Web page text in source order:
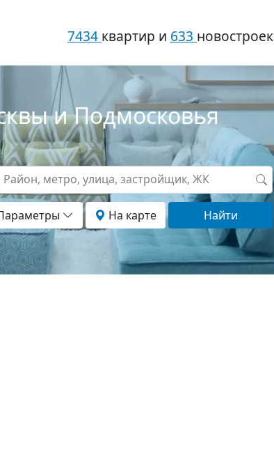
7434 квартир и 633 новостроек
и Подмосковья
Район, метро, улица, застройщик, ЖК
На карте Найти